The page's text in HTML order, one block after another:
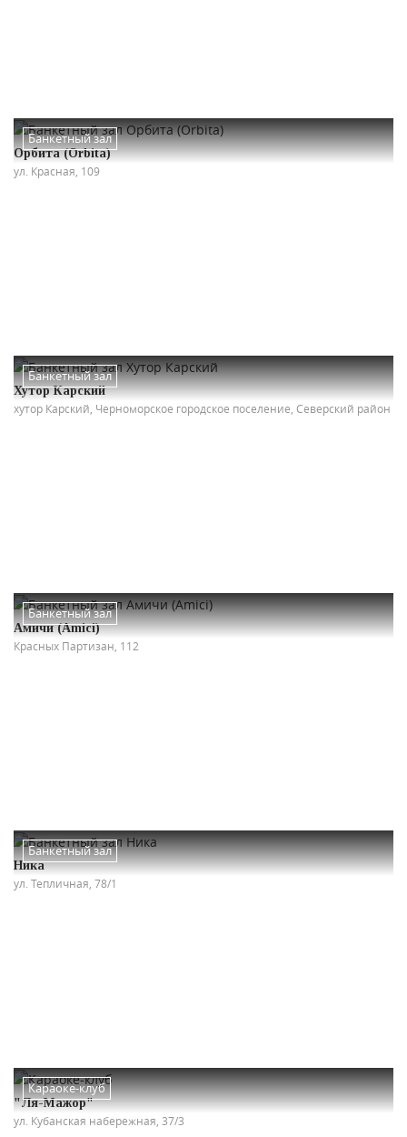
Банкетный зал
Орбита (Orbita)
ул. Красная, 109
Банкетный зал
Хутор Карский
хутор Карский, Черноморское городское поселение, Северский район
Банкетный зал
Амичи (Amici)
Красных Партизан, 112
Банкетный зал
Ника
ул. Тепличная, 78/1
Караоке-клуб
"Ля-Мажор"
ул. Кубанская набережная, 37/3